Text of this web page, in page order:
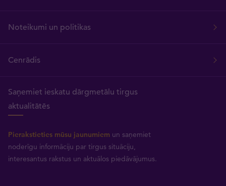
Noteikumi un politikas
Cenrādis
Saņemiet ieskatu dārgmetālu tirgus
aktualitātēs
Pierakstieties mūsu jaunumiem un saņemiet
noderīgu informāciju par tirgus situāciju,
interesantus rakstus un aktuālos piedāvājumus.